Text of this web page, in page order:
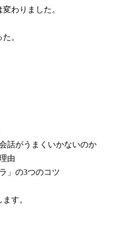
わりました。
。
話がうまくいかないのか
由
」の3つのコツ
す。